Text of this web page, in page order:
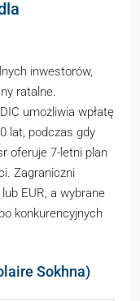
inwestorów,
ratalne.
umożliwia wpłatę
lat, podczas gdy
oferuje 7-letni plan
Zagraniczni
EUR, a wybrane
konkurencyjnych
Sokhna)